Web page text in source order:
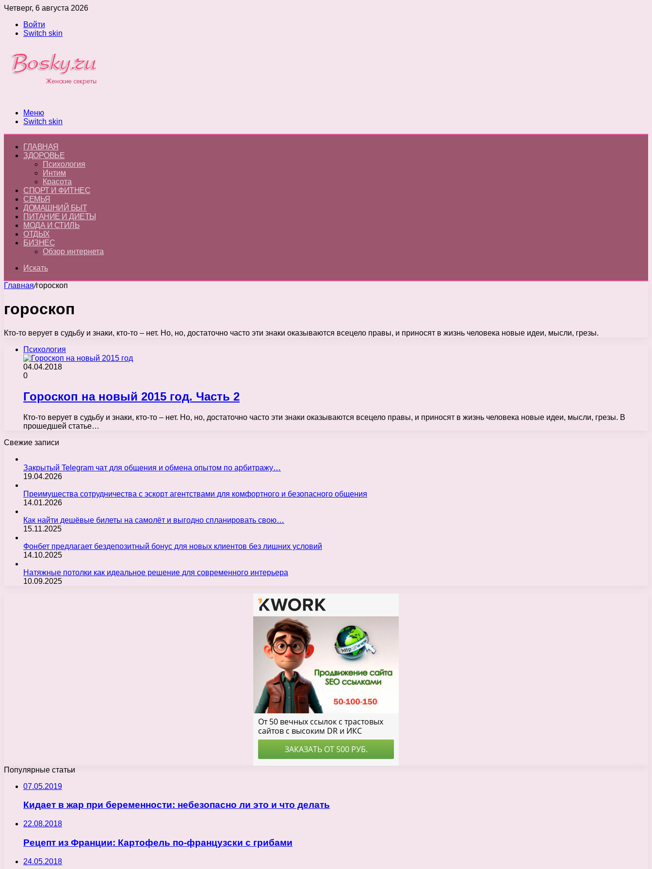
Четверг, 6 августа 2026
Войти
Switch skin
Меню
Switch skin
ГЛАВНАЯ
ЗДОРОВЬЕ
Психология
Интим
Красота
СПОРТ И ФИТНЕС
СЕМЬЯ
ДОМАШНИЙ БЫТ
ПИТАНИЕ И ДИЕТЫ
МОДА И СТИЛЬ
ОТДЫХ
БИЗНЕС
Обзор интернета
Искать
Главная/гороскоп
гороскоп
Кто-то верует в судьбу и знаки, кто-то – нет. Но, но, достаточно часто эти знаки оказываются всецело правы, и приносят в жизнь человека новые идеи, мысли, грезы.
Психология
04.04.2018
0
Гороскоп на новый 2015 год. Часть 2
Кто-то верует в судьбу и знаки, кто-то – нет. Но, но, достаточно часто эти знаки оказываются всецело правы, и приносят в жизнь человека новые идеи, мысли, грезы. В
прошедшей статье…
Свежие записи
Закрытый Telegram чат для общения и обмена опытом по арбитражу…
19.04.2026
Преимущества сотрудничества с эскорт агентствами для комфортного и безопасного общения
14.01.2026
Как найти дешёвые билеты на самолёт и выгодно спланировать свою…
15.11.2025
Фонбет предлагает бездепозитный бонус для новых клиентов без лишних условий
14.10.2025
Натяжные потолки как идеальное решение для современного интерьера
10.09.2025
Популярные статьи
07.05.2019
Кидает в жар при беременности: небезопасно ли это и что делать
22.08.2018
Рецепт из Франции: Картофель по-французски с грибами
24.05.2018